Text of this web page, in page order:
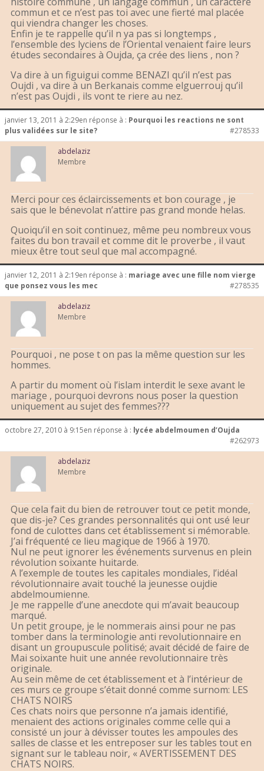
commun et ce n’est pas toi avec une fierté mal placée
qui viendra changer les choses.
Enfin je te rappelle qu’il n ya pas si longtemps ,
l’ensemble des lyciens de l’Oriental venaient faire leurs
études secondaires à Oujda, ça crée des liens , non ?
Va dire à un figuigui comme BENAZI qu’il n’est pas
Oujdi , va dire à un Berkanais comme elguerrouj qu’il
n’est pas Oujdi , ils vont te riere au nez.
janvier 13, 2011 à 2:29en réponse à : Pourquoi les reactions ne sont
plus validées sur le site?
#278533
abdelaziz
Membre
Merci pour ces éclaircissements et bon courage , je
sais que le bénevolat n’attire pas grand monde helas.
Quoiqu’il en soit continuez, même peu nombreux vous
faites du bon travail et comme dit le proverbe , il vaut
mieux être tout seul que mal accompagné.
janvier 12, 2011 à 2:19en réponse à : mariage avec une fille nom vierge
que ponsez vous les mec
#278535
abdelaziz
Membre
Pourquoi , ne pose t on pas la même question sur les
hommes.
A partir du moment où l’islam interdit le sexe avant le
mariage , pourquoi devrons nous poser la question
uniquement au sujet des femmes???
octobre 27, 2010 à 9:15en réponse à : lycée abdelmoumen d’Oujda
#262973
abdelaziz
Membre
Que cela fait du bien de retrouver tout ce petit monde,
que dis-je? Ces grandes personnalités qui ont usé leur
fond de culottes dans cet établissement si mémorable.
J’ai fréquenté ce lieu magique de 1966 à 1970.
Nul ne peut ignorer les événements survenus en plein
révolution soixante huitarde.
A l’exemple de toutes les capitales mondiales, l’idéal
révolutionnaire avait touché la jeunesse oujdie
abdelmoumienne.
Je me rappelle d’une anecdote qui m’avait beaucoup
marqué.
Un petit groupe, je le nommerais ainsi pour ne pas
tomber dans la terminologie anti revolutionnaire en
disant un groupuscule politisé; avait décidé de faire de
Mai soixante huit une année revolutionnaire très
originale.
Au sein même de cet établissement et à l’intérieur de
ces murs ce groupe s’était donné comme surnom: LES
CHATS NOIRS
Ces chats noirs que personne n’a jamais identifié,
menaient des actions originales comme celle qui a
consisté un jour à dévisser toutes les ampoules des
salles de classe et les entreposer sur les tables tout en
signant sur le tableau noir, « AVERTISSEMENT DES
CHATS NOIRS.